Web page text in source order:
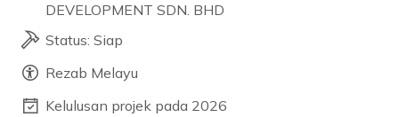
DEVELOPMENT SDN. BHD
Status: Siap
Rezab Melayu
Kelulusan projek pada 2026